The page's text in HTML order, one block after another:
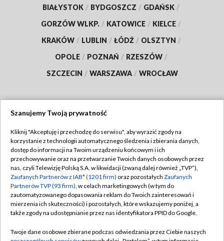
BIAŁYSTOK / BYDGOSZCZ / GDAŃSK /
GORZÓW WLKP. / KATOWICE / KIELCE /
KRAKÓW / LUBLIN / ŁÓDŹ / OLSZTYN /
OPOLE / POZNAŃ / RZESZÓW /
SZCZECIN / WARSZAWA / WROCŁAW
TVP
Abonament TVP
Emisja w TVP
Centrum informacji TVP
Naziemna Telewizja Cyfrowa
Regulamin TVP
Polityka prywatności
Moje zgody
Pomoc
Szanujemy Twoją prywatność
Kliknij "Akceptuję i przechodzę do serwisu", aby wyrazić zgody na
korzystanie z technologii automatycznego śledzenia i zbierania danych,
dostęp do informacji na Twoim urządzeniu końcowym i ich
przechowywanie oraz na przetwarzanie Twoich danych osobowych przez
nas, czyli Telewizję Polską S.A. w likwidacji (zwaną dalej również „TVP”),
Zaufanych Partnerów z IAB* (1201 firm) oraz pozostałych Zaufanych
Partnerów TVP (93 firm), w celach marketingowych (w tym do
zautomatyzowanego dopasowania reklam do Twoich zainteresowań i
mierzenia ich skuteczności) i pozostałych, które wskazujemy poniżej, a
także zgody na udostępnianie przez nas identyfikatora PPID do Google.
Twoje dane osobowe zbierane podczas odwiedzania przez Ciebie naszych